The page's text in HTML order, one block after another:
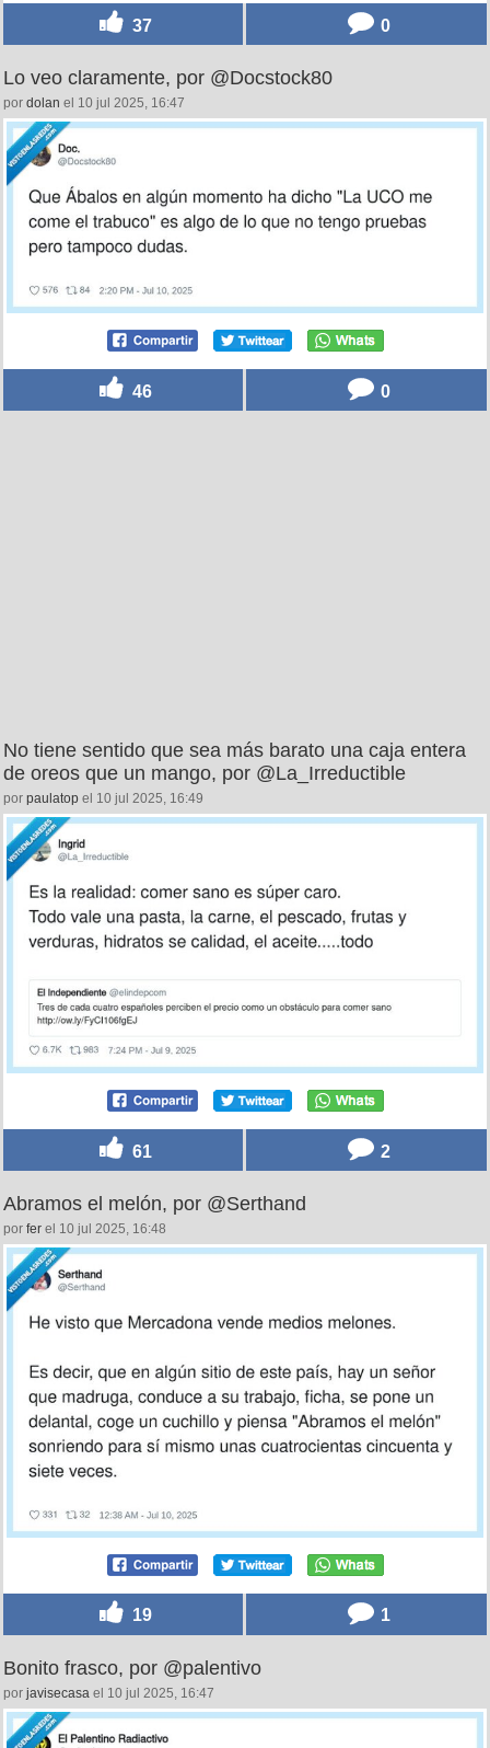
37 0
Lo veo claramente, por @Docstock80
por dolan el 10 jul 2025, 16:47
46 0
No tiene sentido que sea más barato una caja entera
de oreos que un mango, por @La_Irreductible
por paulatop el 10 jul 2025, 16:49
61 2
Abramos el melón, por @Serthand
por fer el 10 jul 2025, 16:48
19 1
Bonito frasco, por @palentivo
por javisecasa el 10 jul 2025, 16:47